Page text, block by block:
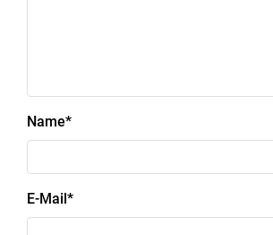
Name*
E-Mail*